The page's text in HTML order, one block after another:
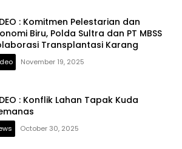
: Komitmen Pelestarian dan
Biru, Polda Sultra dan PT MBSS
Transplantasi Karang
November 19, 2025
: Konflik Lahan Tapak Kuda
October 30, 2025